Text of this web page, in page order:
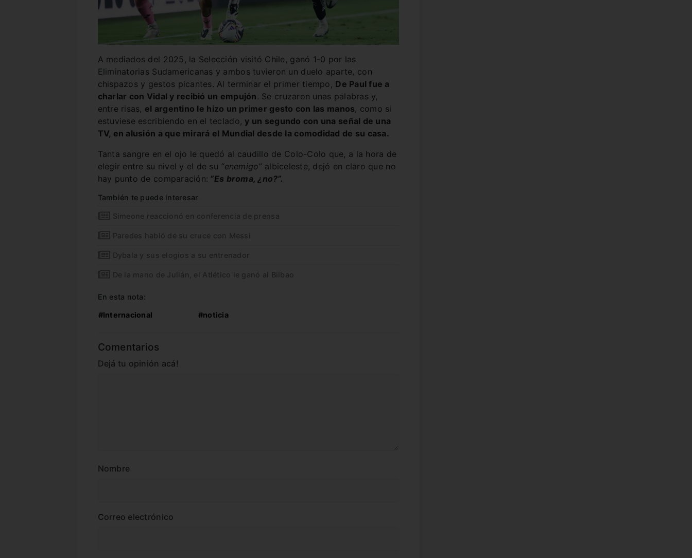
A mediados del 2025, la Selección visitó Chile, ganó 1-0 por las
Eliminatorias Sudamericanas y ambos tuvieron un duelo aparte, con
chispazos y gestos picantes. Al terminar el primer tiempo, De Paul fue a
charlar con Vidal y recibió un empujón . Se cruzaron unas palabras y,
entre risas, el argentino le hizo un primer gesto con las manos, como si
estuviese escribiendo en el teclado, y un segundo con una señal de una
TV, en alusión a que mirará el Mundial desde la comodidad de su casa.
Tanta sangre en el ojo le quedó al caudillo de Colo-Colo que, a la hora de
elegir entre su nivel y el de su “enemigo” albiceleste, dejó en claro que no
hay punto de comparación: “Es broma, ¿no?”.
También te puede interesar
Simeone reaccionó en conferencia de prensa
Paredes habló de su cruce con Messi
Dybala y sus elogios a su entrenador
De la mano de Julián, el Atlético le ganó al Bilbao
En esta nota:
#Internacional #noticia
Comentarios
Dejá tu opinión acá!
Nombre
Correo electrónico